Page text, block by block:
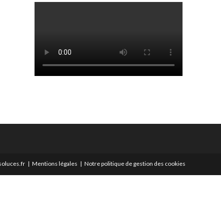
Mentions légales Notre politique de gestion des cookies